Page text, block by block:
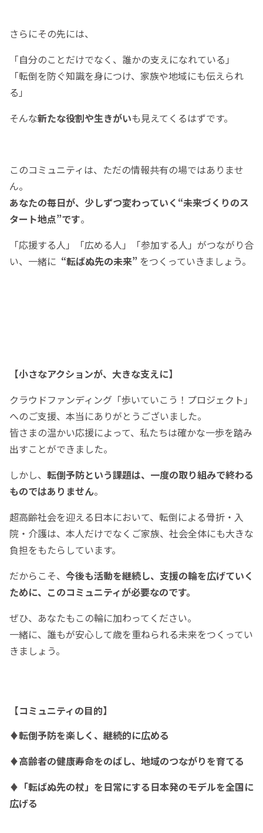
さらにその先には、
「自分のことだけでなく、誰かの支えになれている」
「転倒を防ぐ知識を身につけ、家族や地域にも伝えられ
る」
そんな新たな役割や生きがいも見えてくるはずです。
このコミュニティは、ただの情報共有の場ではありませ
ん。
あなたの毎日が、少しずつ変わっていく“未来づくりのス
タート地点”です。
「応援する人」「広める人」「参加する人」がつながり合
い、一緒に “転ばぬ先の未来” をつくっていきましょう。
【小さなアクションが、大きな支えに】
クラウドファンディング「歩いていこう！プロジェクト」
へのご支援、本当にありがとうございました。
皆さまの温かい応援によって、私たちは確かな一歩を踏み
出すことができました。
しかし、 転倒予防という課題は、一度の取り組みで終わる
ものではありません。
超高齢社会を迎える日本において、転倒による骨折・入
院・介護は、本人だけでなくご家族、社会全体にも大きな
負担をもたらしています。
だからこそ、 今後も活動を継続し、支援の輪を広げていく
ために、このコミュニティが必要なのです。
ぜひ、あなたもこの輪に加わってください。
一緒に、誰もが安心して歳を重ねられる未来をつくってい
きましょう。
【コミュニティの目的】
♦転倒予防を楽しく、継続的に広める
♦高齢者の健康寿命をのばし、地域のつながりを育てる
♦「転ばぬ先の杖」を日常にする日本発のモデルを全国に
広げる